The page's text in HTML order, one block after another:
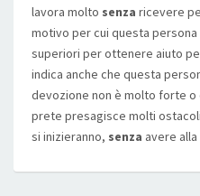
lavora molto senza ricevere
motivo per cui questa
superiori per ottenere aiuto
indica anche che questa
devozione non è molto forte o
prete presagisce molti
si inizieranno, senza avere